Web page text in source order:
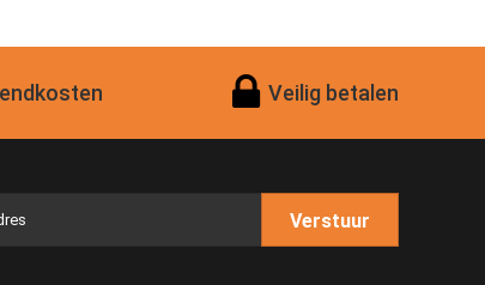
Veilig betalen
Verstuur